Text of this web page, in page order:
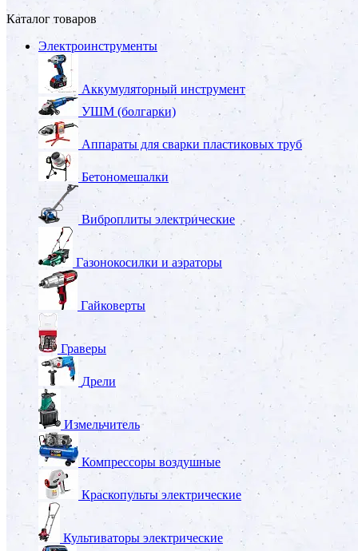
Каталог товаров
Электроинструменты
Аккумуляторный инструмент
УШМ (болгарки)
Аппараты для сварки пластиковых труб
Бетономешалки
Виброплиты электрические
Газонокосилки и аэраторы
Гайковерты
Граверы
Дрели
Измельчитель
Компрессоры воздушные
Краскопульты электрические
Культиваторы электрические